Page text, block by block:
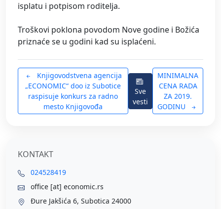
isplatu i potpisom roditelja.
Troškovi poklona povodom Nove godine i Božića
priznaće se u godini kad su isplaćeni.
„ECONOMIC“ doo iz Subotice
raspisuje konkurs za radno
mesto Knjigovođa
Sve
vesti
MINIMALNA
CENA RADA
ZA 2019.
GODINU
KONTAKT
024528419
office [at] economic.rs
Đure Jakšića 6, Subotica 24000